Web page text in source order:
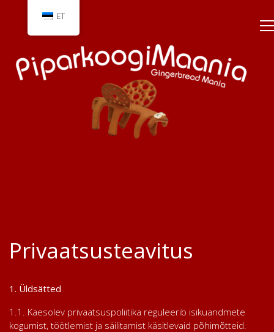
Privaatsusteavitus
1. Üldsätted
1.1. Käesolev privaatsuspoliitika reguleerib isikuandmete
kogumist, töötlemist ja säilitamist käsitlevaid põhimõtteid.
ET